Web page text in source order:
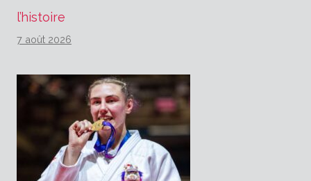
l’histoire
7 août 2026